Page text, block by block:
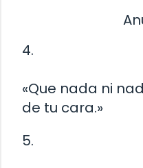
4.
«Que nada ni
de tu cara.»
5.